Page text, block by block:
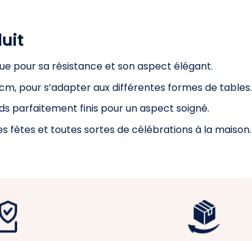
pour sa résistance et son aspect élégant.
pour s’adapter aux différentes formes de tables.
parfaitement finis pour un aspect soigné.
fêtes et toutes sortes de célébrations à la maison.